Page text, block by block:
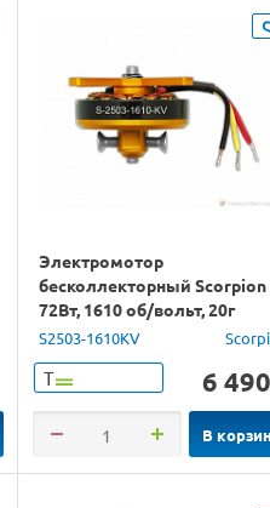
Электромотор
бесколлекторный Scorpion
72Вт, 1610 об/вольт, 20г
S2503-1610KV
Т 6 490
В